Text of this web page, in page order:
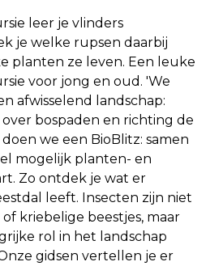
leer je vlinders
je welke rupsen daarbij
planten ze leven. Een leuke
voor jong en oud. 'We
afwisselend landschap:
over bospaden en richting de
we een BioBlitz: samen
mogelijk planten- en
Zo ontdek je wat er
leeft. Insecten zijn niet
kriebelige beestjes, maar
rol in het landschap
gidsen vertellen je er